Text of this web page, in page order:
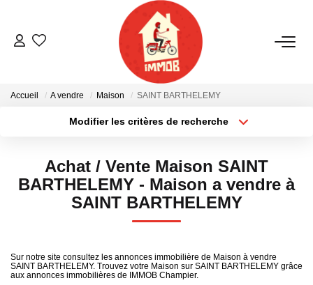
ACHETER
NOTRE AGENCE
Notre Équipe
Nous Rejoindre
Accueil A vendre Maison SAINT BARTHELEMY
Modifier les critères de recherche
Surface min Budget max
Plus de critères Créer une alerte
Achat / Vente Maison SAINT
BARTHELEMY - Maison a vendre à
SAINT BARTHELEMY
Sur notre site consultez les annonces immobilière de Maison à vendre
SAINT BARTHELEMY. Trouvez votre Maison sur SAINT BARTHELEMY grâce
aux annonces immobilières de IMMOB Champier.